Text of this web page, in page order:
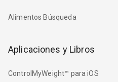
Alimentos Búsqueda
Aplicaciones y Libros
ControlMyWeight™ para iOS